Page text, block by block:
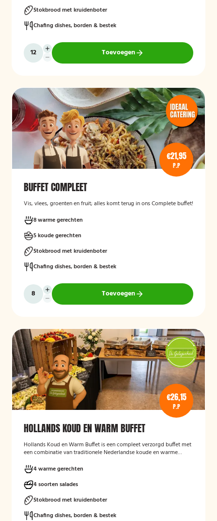
Stokbrood met kruidenboter
Chafing dishes, borden & bestek
Toevoegen
€21,95
P.P
BUFFET COMPLEET
Vis, vlees, groenten en fruit; alles komt terug in ons Complete buffet!
8 warme gerechten
5 koude gerechten
Stokbrood met kruidenboter
Chafing dishes, borden & bestek
Toevoegen
€26,15
P.P
HOLLANDS KOUD EN WARM BUFFET
Hollands Koud en Warm Buffet is een compleet verzorgd buffet met
een combinatie van traditionele Nederlandse koude en warme
bedrijfsbijeenkomsten en andere gelegenheden, en biedt een
gevarieerde keuze aan salades, warme vleesgerechten en
bijgerechten, zodat er voor iedere gast iets lekkers bij zit. Het buffet
wordt verzorgd geleverd en is bedoeld om gasten op een
toegankelijke en smakelijke manier te laten genieten van een typisch
Hollands buffetconcept.
4 warme gerechten
4 soorten salades
Stokbrood met kruidenboter
Chafing dishes, borden & bestek